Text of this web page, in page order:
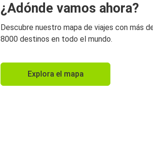
¿Adónde vamos ahora?
Descubre nuestro mapa de viajes con más
8000 destinos en todo el mundo.
Explora el mapa